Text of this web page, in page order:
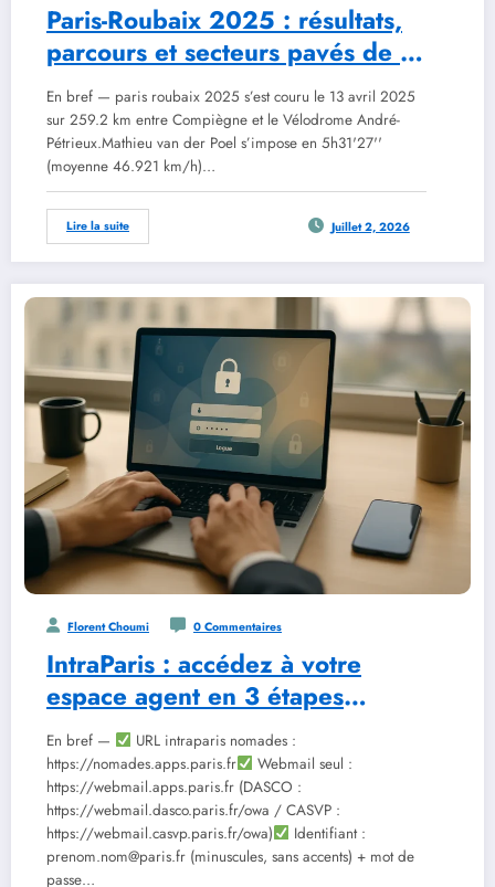
Paris-Roubaix 2025 : résultats,
parcours et secteurs pavés de la
122e édition
En bref — paris roubaix 2025 s’est couru le 13 avril 2025
sur 259.2 km entre Compiègne et le Vélodrome André-
Pétrieux.Mathieu van der Poel s’impose en 5h31'27''
(moyenne 46.921 km/h)…
Lire la suite Juillet 2, 2026
Florent Choumi 0 Commentaires
IntraParis : accédez à votre
espace agent en 3 étapes
sécurisées
En bref —
URL intraparis nomades :
https://nomades.apps.paris.fr
Webmail seul :
https://webmail.apps.paris.fr (DASCO :
https://webmail.dasco.paris.fr/owa / CASVP :
https://webmail.casvp.paris.fr/owa)
Identifiant :
prenom.nom@paris.fr (minuscules, sans accents) + mot de
passe…